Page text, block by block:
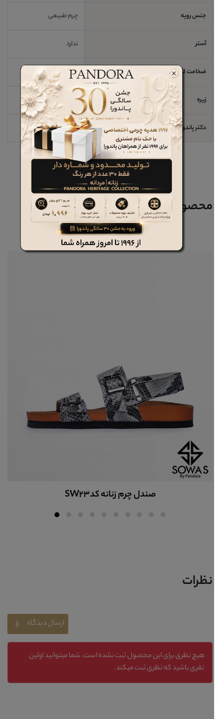
جنس رویه چرم طبیعی
آستر ندارد
ضخامت لژ / اندازه پاشنه 3 cm
زیره EVA
دکتر پاندورا خیر
محصولات مرتبط
صندل چرم زنانه کدsw60
نظرات
ارسال دیدگاه
هیچ نظری برای این محصول ثبت نشده است. شما میتوانید اولین
نفری باشید که نظری ثبت میکند.